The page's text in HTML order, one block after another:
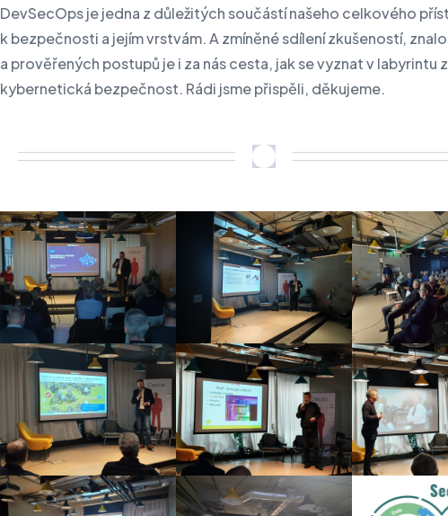
DevSecOps je jedna z důležitých součástí našeho celkového
k bezpečnosti a jejím vrstvám. A zmíněné sdílení zkušeností,
a prověřených postupů je i za nás cesta, jak se vyznat v labyrintu
kybernetická bezpečnost. Rádi jsme přispěli, děkujeme.